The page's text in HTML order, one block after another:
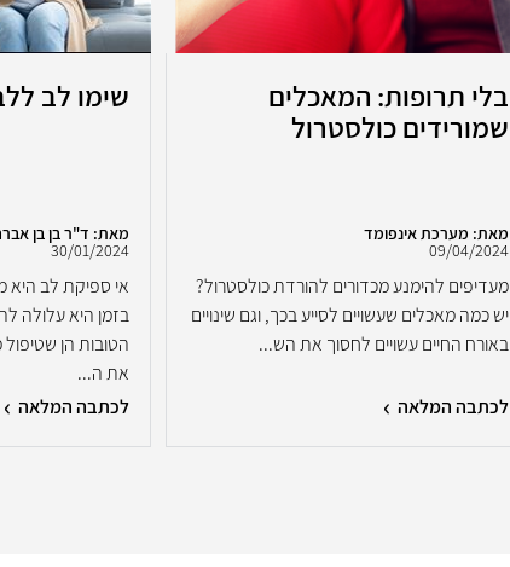
בלי תרופות: המאכלים
שמורידים כולסטרול
מאת: מערכת אינפומד
09/04/2024
מעדיפים להימנע מכדורים להורדת כולסטרול?
יש כמה מאכלים שעשויים לסייע בכך, וגם שינויים
באורח החיים עשויים לחסוך את הש...
לכתבה המלאה
שימו לב
מאת: ד"ר בן בן
30/01/2024
אי ספיקת לב
בזמן היא עלולה
הטובות הן
את ה...
לכתבה המלאה